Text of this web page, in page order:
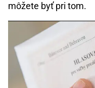
môžete byť pri tom.